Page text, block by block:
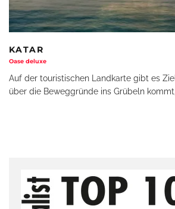
KATAR
Oase deluxe
Auf der touristischen Landkarte gibt es
über die Beweggründe ins Grübeln